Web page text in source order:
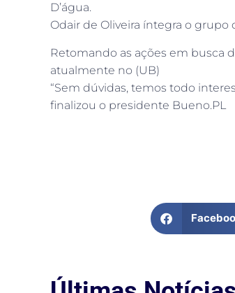
D’água.
Odair de Oliveira íntegra o
Retomando as ações em busca
atualmente no (UB)
“Sem dúvidas, temos todo
finalizou o presidente Bueno.PL